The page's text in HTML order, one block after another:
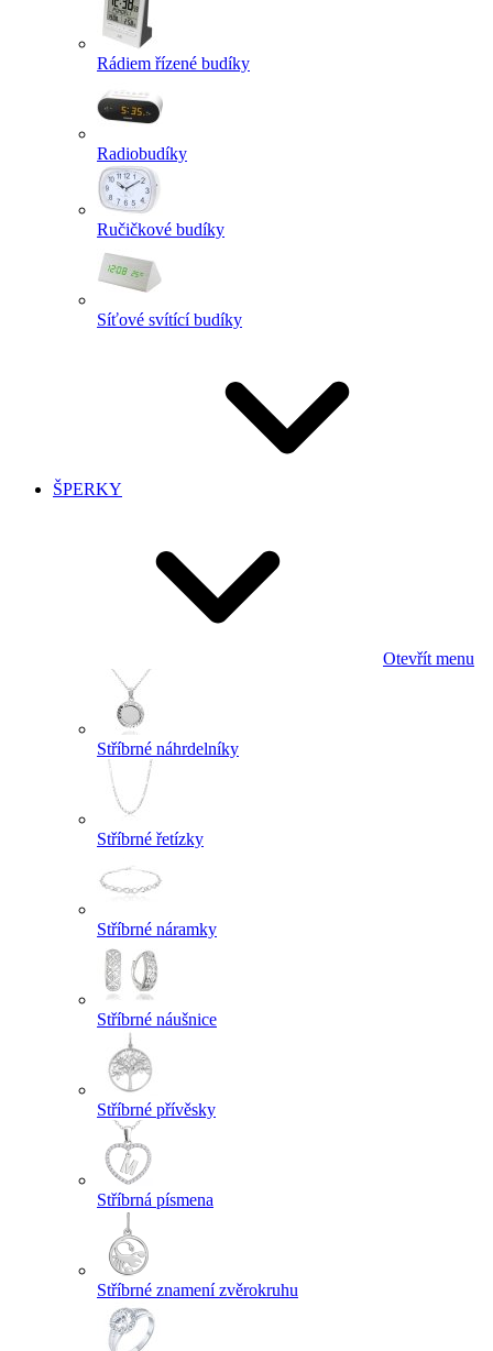
Rádiem řízené budíky
Radiobudíky
Ručičkové budíky
Síťové svítící budíky
ŠPERKY
Otevřít menu
Stříbrné náhrdelníky
Stříbrné řetízky
Stříbrné náramky
Stříbrné náušnice
Stříbrné přívěsky
Stříbrná písmena
Stříbrné znamení zvěrokruhu